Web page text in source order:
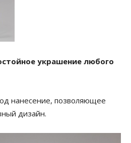
украшение любого
нанесение, позволяющее
дизайн.